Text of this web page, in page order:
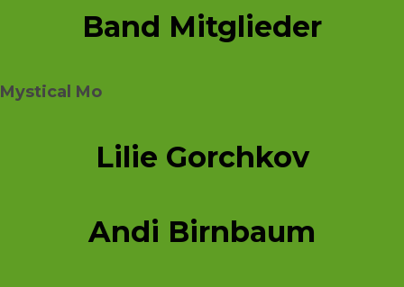
Band Mitglieder
Mystical Mo
Lilie Gorchkov
Andi Birnbaum